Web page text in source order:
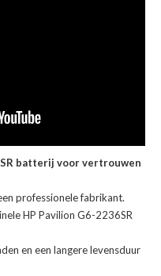
batterij voor vertrouwen
professionele fabrikant.
HP Pavilion G6-2236SR
en een langere levensduur